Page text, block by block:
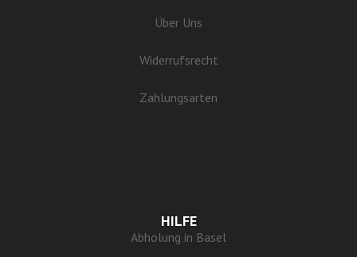
Über Uns
Widerrufsrecht
Zahlungsarten
HILFE
Abholung in Basel